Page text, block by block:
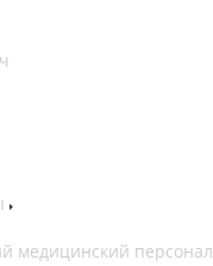
медицинский персонал